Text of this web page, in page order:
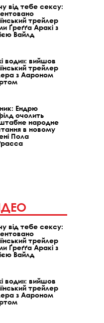
від тебе сексу:
трейлер
Ґреґґа Аракі з
Вайлд
води»: вийшов
трейлер
з Аароном
Ендрю
очолить
народне
в новому
Пола
від тебе сексу:
трейлер
Ґреґґа Аракі з
Вайлд
води»: вийшов
трейлер
з Аароном